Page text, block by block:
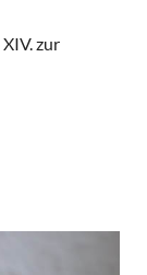
zur